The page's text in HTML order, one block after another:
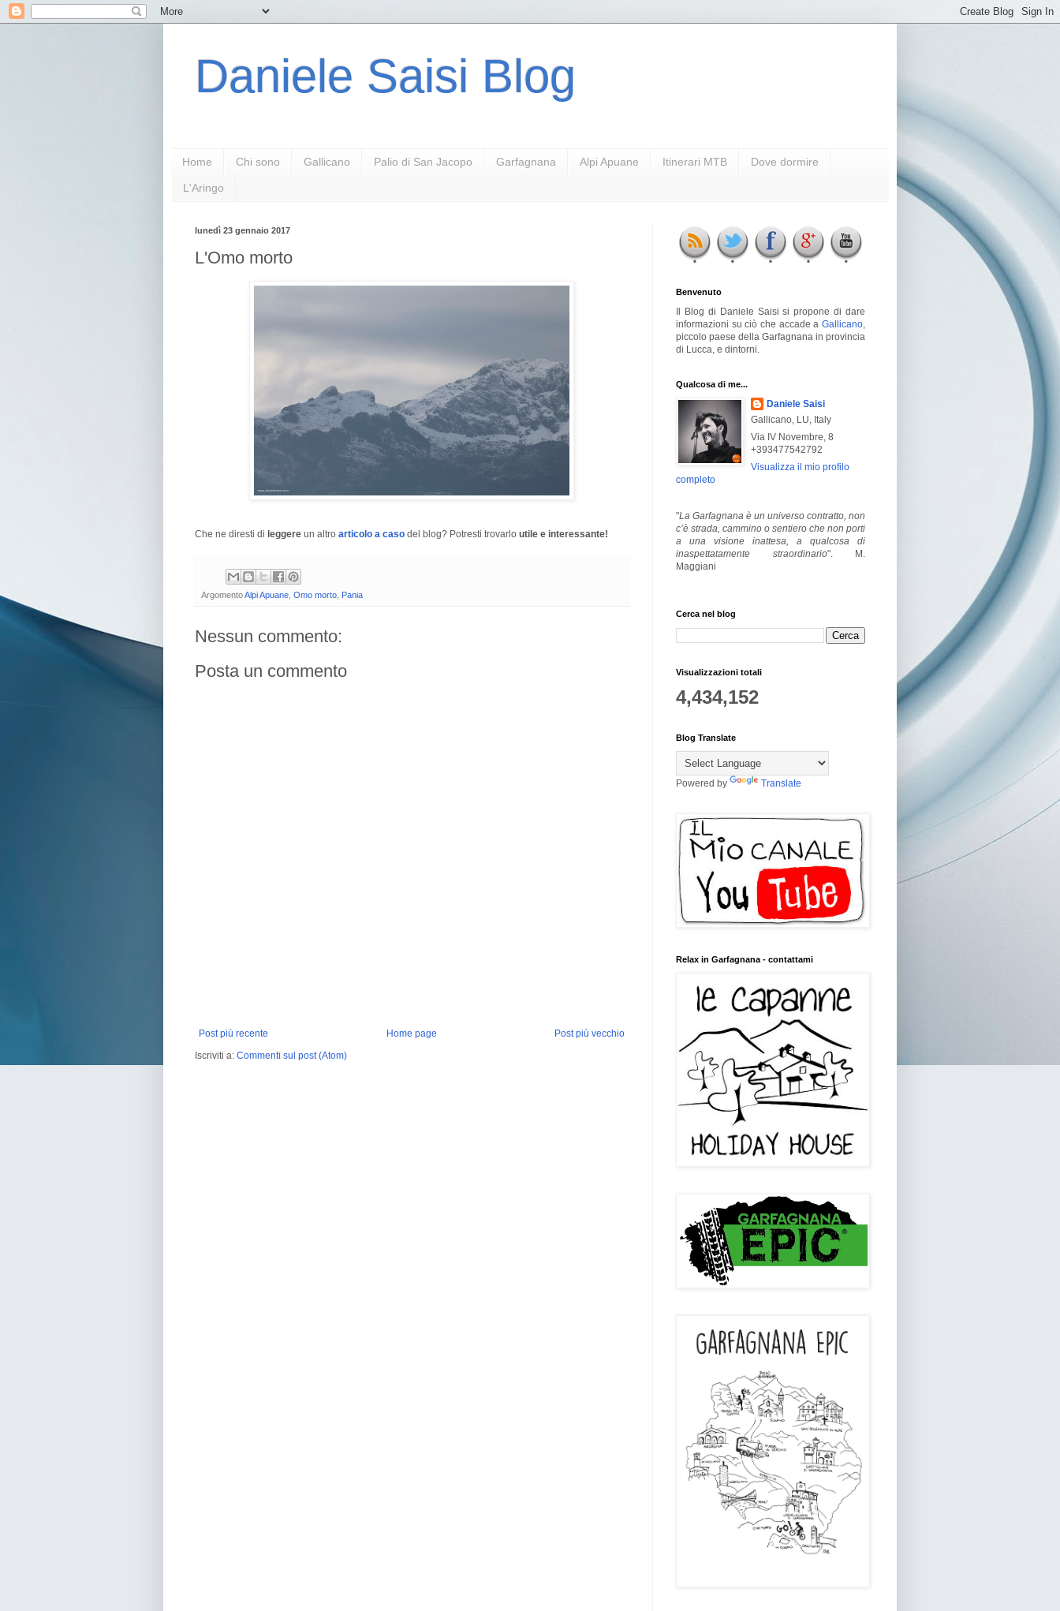
Daniele Saisi Blog
Home Chi sono Gallicano Palio di San Jacopo Garfagnana Alpi Apuane Itinerari MTB Dove dormire
L'Aringo
lunedì 23 gennaio 2017
L'Omo morto
Che ne diresti di leggere un altro articolo a caso del blog? Potresti trovarlo utile e interessante!
ArgomentoAlpi Apuane Omo morto Pania
Nessun commento:
Posta un commento
Post più recente Post più vecchio
Home page
Iscriviti a: Commenti sul post (Atom)
Benvenuto
Il Blog di Daniele Saisi si propone di dare
informazioni su ciò che accade a Gallicano
piccolo paese della Garfagnana in provincia
di Lucca, e dintorni.
Qualcosa di me...
Daniele Saisi
Gallicano, LU, Italy
Via IV Novembre, 8
+393477542792
Visualizza il mio profilo
completo
"La Garfagnana è un universo contratto, non
c’è strada, cammino o sentiero che non porti
a una visione inattesa, a qualcosa di
inaspettatamente straordinario". M.
Maggiani
Cerca nel blog
Visualizzazioni totali
4,434,152
Blog Translate
Powered by Translate
Relax in Garfagnana - contattami